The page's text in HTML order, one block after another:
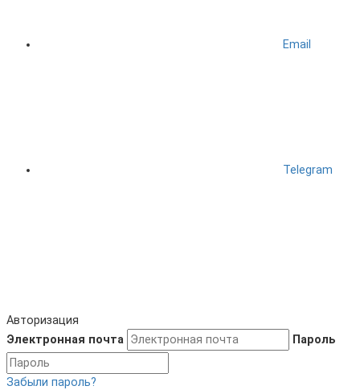
Email
Telegram
Авторизация
Электронная почта
Пароль
Забыли пароль?